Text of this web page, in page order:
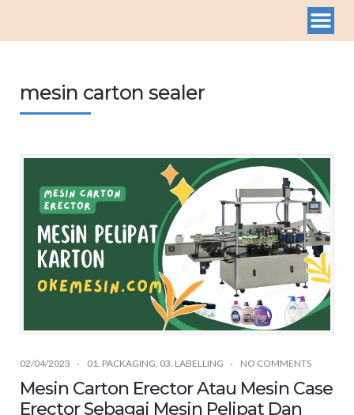
mesin carton sealer
02/04/2023 01. PACKAGING 03. LABELLING NO COMMENTS
Mesin Carton Erector Atau Mesin Case
Erector Sebagai Mesin Pelipat Dan